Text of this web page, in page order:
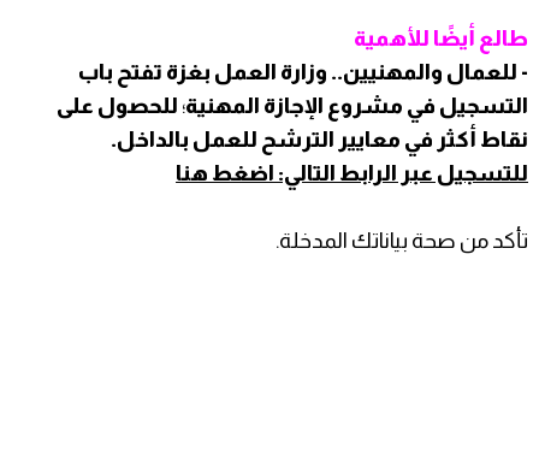
طالع أيضًا للأهمية
- للعمال والمهنيين.. وزارة العمل بغزة تفتح باب
التسجيل في مشروع الإجازة المهنية؛ للحصول على
نقاط أكثر في معايير الترشح للعمل بالداخل.
للتسجيل عبر الرابط التالي: اضغط هنا
تأكد من صحة بياناتك المدخلة.